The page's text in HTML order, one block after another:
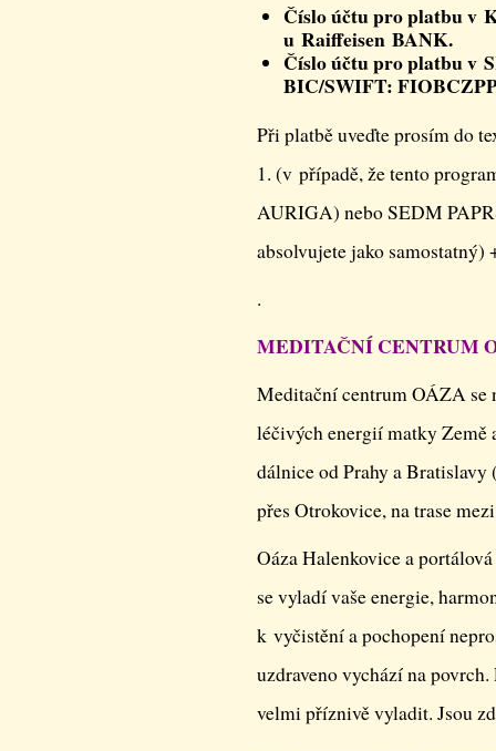
Číslo účtu pro platbu v
u Raiffeisen BANK.
Číslo účtu pro platbu v
BIC/SWIFT:
Při platbě uveďte prosím do
1. (v případě, že tento
AURIGA) nebo SEDM
absolvujete jako
.
MEDITAČNÍ CENTRUM
Meditační centrum OÁZA se
léčivých energií matky Země
dálnice od Prahy a
přes Otrokovice, na trase
Oáza Halenkovice a
se vyladí vaše energie,
k vyčistění a pochopení
uzdraveno vychází na
velmi příznivě vyladit. Jsou